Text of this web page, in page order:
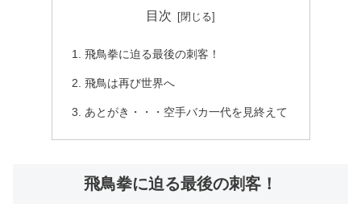
目次
飛鳥拳に迫る最後の刺客！
飛鳥は再び世界へ
あとがき・・・空手バカ一代を見終えて
飛鳥拳に迫る最後の刺客！